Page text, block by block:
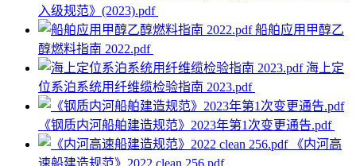
入级规范》(2023).pdf
船舶应用甲醇乙
醇燃料指南 2022.pdf
海上定
位系泊系统用纤维缆检验指南 2023.pdf
《钢质内河船舶建造规范》2023年第1次变更通告.pdf
《内河高